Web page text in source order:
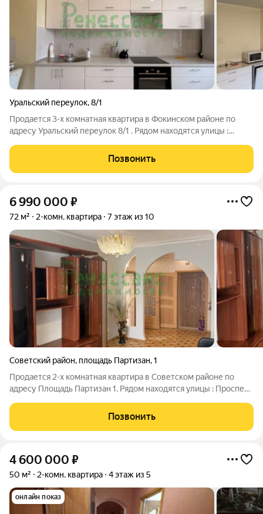
Уральский переулок,8/1
Продается 3-х комнатная квартира в Фокинском районе по
адресу Уральский переулок 8/1 . Рядом находятся улицы :
доме есть грузовой
Позвонить
6 990 000 ₽
72 м² 2-комн. квартира 7 этаж из 10
Советский район, площадь Партизан,1
Продается 2-х комнатная квартира в Советском районе по
адресу Площадь Партизан 1. Рядом находятся улицы : Проспект
Луначарского, Пересвета. Отличное месторасположение.
Kиpпичный дом. Две изолированные
Позвонить
4 600 000 ₽
50 м² 2-комн. квартира 4 этаж из 5
онлайн показ